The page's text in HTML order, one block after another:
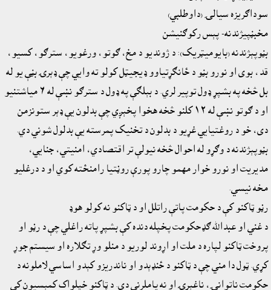
سوداګريزه سيالۍ (داوطلبي)
مخبڼپيژندنه- پېس رکوګنيشن
بڼوپېژندنه (بايوميټريک): د ژونديو د مخ، ګوتو، ورغويو، سترګو، کسيو،
قد، بوى او نورو بڼو د ځانګړتياوو ډيجيټل کولو ته وايي چې ډېرۍ بڼې يو له
بل څخه په بشپړ ډول توپير لري. د بېلګې په ډول د سترګو نښې له ٦ مياشتنيو
او د ګوتو نښې له ١٢ کلنو څخه هخوا پخېږي چې بدلون يې ډېر ستونزمن
دى، خو د روغتيايي غړيو د بدلون د تخنيک پمرسته يې بدلول شوني دي.
بڼوپېژندنه د وګړو له احوال څخه نيولې تر اقتصادي، امنيتي، جنايي،
مديريت او نورو خوار مهمو چارو پورې روڼتيا رامنځته کوي او د درغليو
مخه نيسي.
رڼو ټاکنو کې د حکومت پاتې راتلل او د ټاکنو نه کولو هوډ
د غني او عبدالله ګډحکومت پخپله دنده کې بشپړ پاته راغلي چې د رڼو او
پروخت ټاکنو لپاره د ملت او اړوند لوريو د منلو وړ تګلاره او سيستم جوړ
کړي. ټول دا مني چې د ټاکنو د ځنډېدو او ناندريزو کېدو اساسي لاملونه د
حکومت ناتوانۍ، ناغېړۍ او نه پاملرنې دي. د ټاکنو خپلواک کمېسيون کې